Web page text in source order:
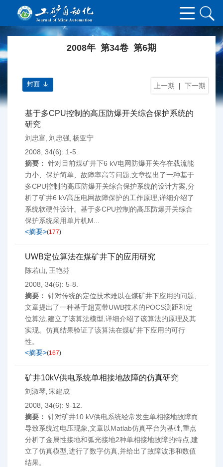
2008年 第34卷 第6期
上一期 | 下一期
封面
基于多CPU控制的高压防爆开关综合保护系统的
研究
刘忠富, 刘忠强, 杨亚宁
2008, 34(6): 1-5.
摘要： 针对目前煤矿井下6 kV电网防爆开关存在载流能
力小、保护简单、故障率高等问题,文章提出了一种基于
多CPU控制的高压防爆开关综合保护系统的设计方案,分
析了矿井6 kV高压电网故障保护的工作原理,详细介绍了
系统软硬件设计。基于多CPU控制的高压防爆开关综合
保护系统采用单片机M...
<摘要>(177)
UWB定位算法在煤矿井下的应用研究
陈若山, 王艳芬
2008, 34(6): 5-8.
摘要： 针对传统的定位技术难以在煤矿井下应用的问题,
文章提出了一种基于超宽带UWB技术的POCS测距和定
位算法,建立了该算法模型,详细介绍了该算法的原理及其
实现。仿真结果验证了该算法在煤矿井下应用的可行
性。
<摘要>(167)
矿井10kV供电系统单相接地故障的仿真研究
刘淑琴, 宋建成
2008, 34(6): 9-12.
摘要： 针对矿井10 kV供电系统经常发生单相接地故障而
导致系统过电压现象,文章以Matlab仿真平台为基础,重点
分析了金属性接地和弧光接地2种单相接地故障的特点,建
立了仿真模型,进行了数字仿真,并给出了故障波形和数值
结果。